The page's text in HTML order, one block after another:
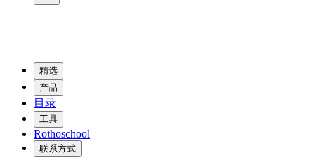
精选
产品
目录
工具
Rothoschool
联系方式